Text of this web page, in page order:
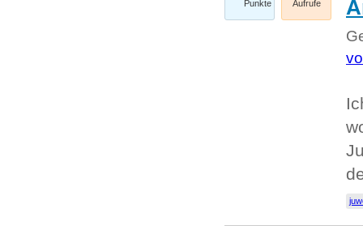
Punkte Aufrufe